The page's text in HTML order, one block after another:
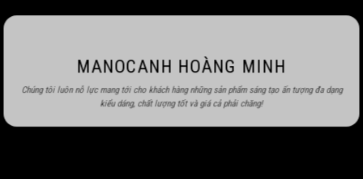
MANOCANH HOÀNG MINH
Chúng tôi luôn nỗ lực mang tới cho khách hàng những sản phẩm sáng tạo ấn tượng đa dạng
kiểu dáng, chất lượng tốt và giá cả phải chăng!